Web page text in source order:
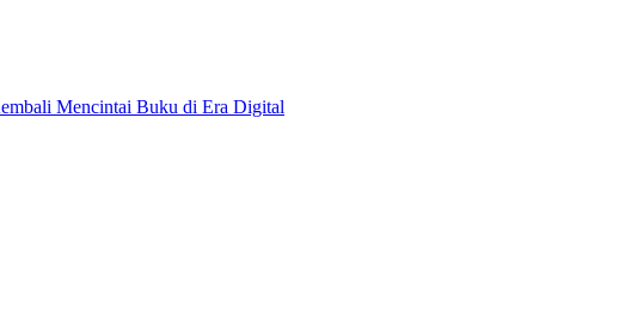
Mencintai Buku di Era Digital